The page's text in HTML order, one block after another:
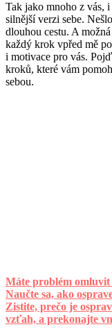
Tak jako mnoho z vás,
silnější verzi sebe.
dlouhou cestu. A
každý krok vpřed mě
i motivace pro vás.
kroků, které vám
sebou.
Máte problém
Naučte sa, ako
Zistite, prečo je
vzťah, a prekonajte